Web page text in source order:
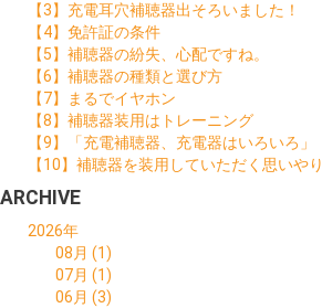
【3】充電耳穴補聴器出そろいました！
【4】免許証の条件
【5】補聴器の紛失、心配ですね。
【6】補聴器の種類と選び方
【7】まるでイヤホン
【8】補聴器装用はトレーニング
【9】「充電補聴器、充電器はいろいろ」
【10】補聴器を装用していただく思いやり
ARCHIVE
2026年
08月 (1)
07月 (1)
06月 (3)